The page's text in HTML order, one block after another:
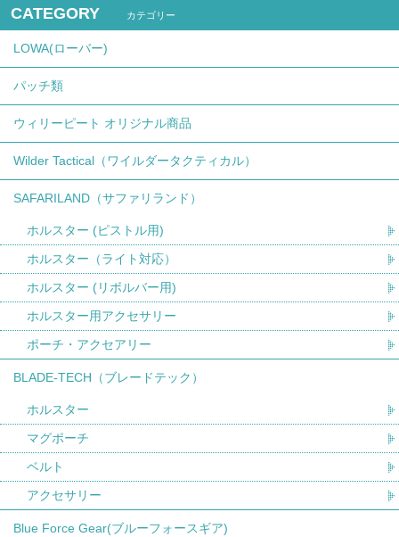
CATEGORY カテゴリー
LOWA(ローバー)
パッチ類
ウィリーピート オリジナル商品
Wilder Tactical（ワイルダータクティカル）
SAFARILAND（サファリランド）
ホルスター (ピストル用)
ホルスター（ライト対応）
ホルスター (リボルバー用)
ホルスター用アクセサリー
ポーチ・アクセアリー
BLADE-TECH（ブレードテック）
ホルスター
マグポーチ
ベルト
アクセサリー
Blue Force Gear(ブルーフォースギア)